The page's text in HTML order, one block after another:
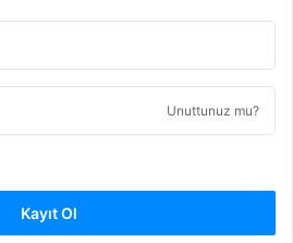
Unuttunuz mu?
Kayıt Ol